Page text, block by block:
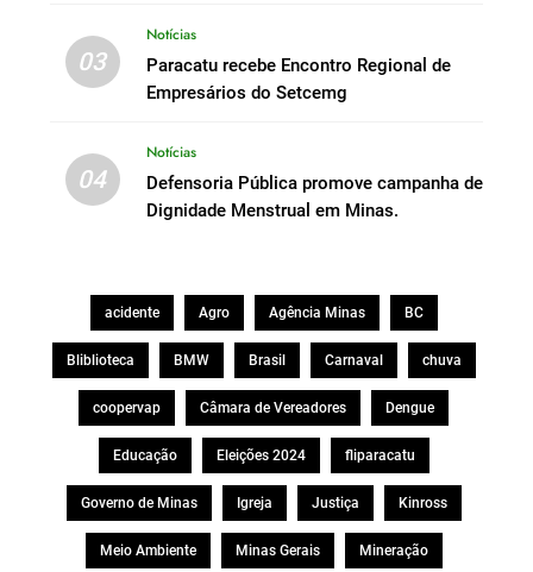
03
Notícias
Paracatu recebe Encontro Regional de
Empresários do Setcemg
04
Notícias
Defensoria Pública promove campanha de
Dignidade Menstrual em Minas.
acidente Agro Agência Minas BC
Bliblioteca BMW Brasil Carnaval chuva
coopervap Câmara de Vereadores Dengue
Educação Eleições 2024 fliparacatu
Governo de Minas Igreja Justiça Kinross
Meio Ambiente Minas Gerais Mineração